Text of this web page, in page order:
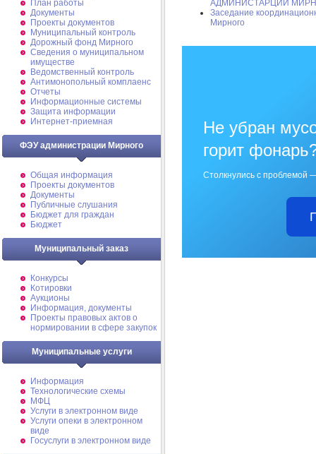
План работы
Документы
Проекты документов
Муниципальный контроль
Дорожный фонд Мирного
Cведения о муниципальном
имуществе
Ведомственный контроль
Антимонопольный комплаенс
Отчеты
Информационные системы
Защита информации
Интернет-приемная
ФЭУ администрации Мирного
Общая информация
Проекты документов
Документы
Публичные слушания
Бюджет для граждан
Бюджет
Муниципальный заказ
Конкурсы
Котировки
Аукционы
Информация, документы
Проекты правовых актов о
нормировании в сфере закупок
Муниципальные услуги
Информация
Технологические схемы
МФЦ
Услуги в электронном виде
Услуги опеки в электронном
виде
Госуслуги в электронном виде
АДМИНИСТАРЦИИ
Заседание
Мирного
Не убран
горит
Столкнулись с проблемой